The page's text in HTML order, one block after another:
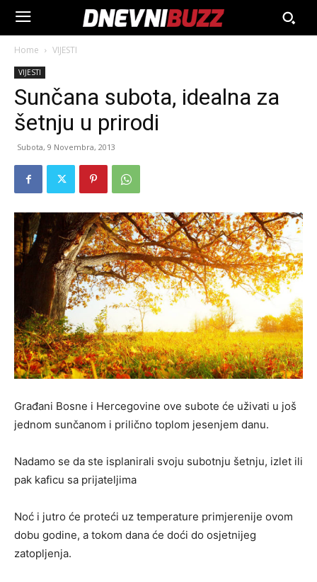
Home VIJESTI
VIJESTI
Sunčana subota, idealna za
šetnju u prirodi
Subota, 9 Novembra, 2013
Građani Bosne i Hercegovine ove subote će uživati u još
jednom sunčanom i prilično toplom jesenjem danu.
Nadamo se da ste isplanirali svoju subotnju šetnju, izlet ili
pak kaficu sa prijateljima
Noć i jutro će proteći uz temperature primjerenije ovom
dobu godine, a tokom dana će doći do osjetnijeg
zatopljenja.